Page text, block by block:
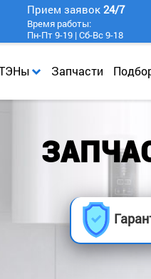
Запчасти
Прием заявок 24/7
Время работы:
Пн-Пт 9-19 | Сб-Вс 9-18